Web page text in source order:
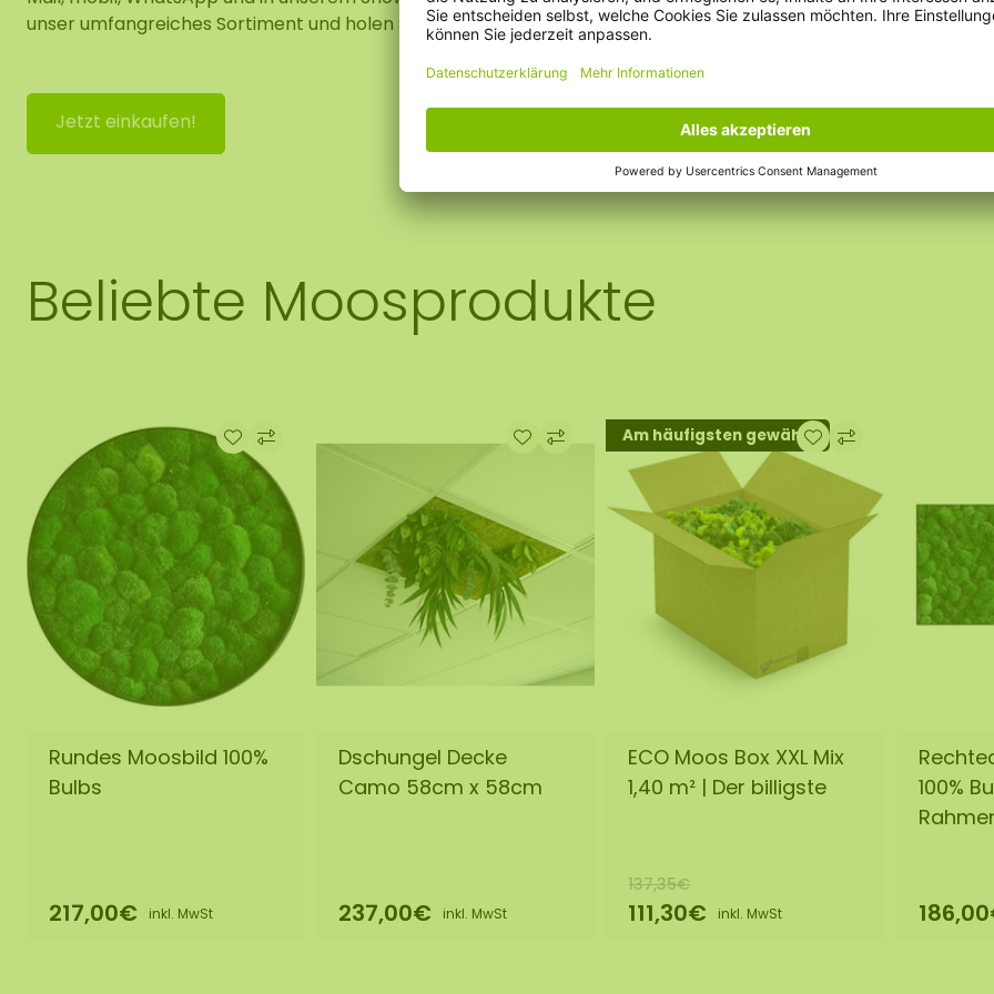
unser umfangreiches Sortiment und holen Sie die Natur nach drinnen!
Jetzt einkaufen!
Beliebte Moosprodukte
Rundes Moosbild 100%
Bulbs
217,00€ inkl. MwSt
Dschungel Decke
Camo 58cm x 58cm
237,00€ inkl. MwSt
Am häufigsten gewählt
ECO Moos Box XXL Mix
1,40 m² | Der billigste
137,35€
111,30€ inkl. MwSt
100%